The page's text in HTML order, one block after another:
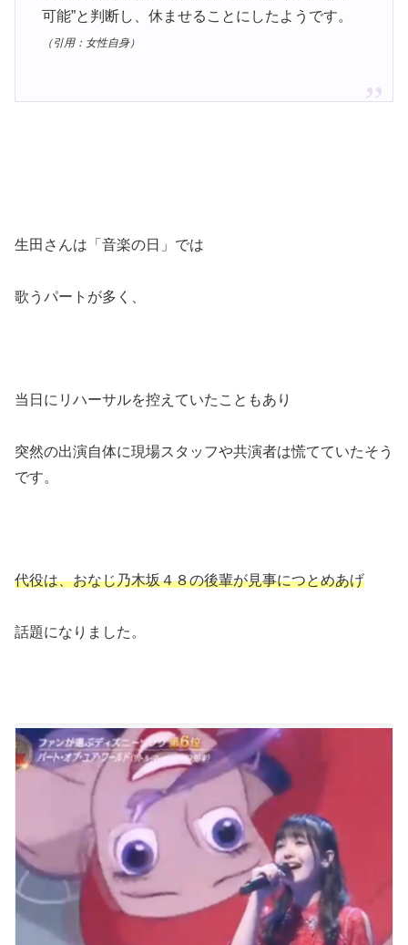
可能”と判断し、休ませることにしたようです。
（引用：女性自身）
生田さんは「音楽の日」では
歌うパートが多く、
当日にリハーサルを控えていたこともあり
突然の出演自体に現場スタッフや共演者は慌てていたそう
です。
代役は、おなじ乃木坂４８の後輩が見事につとめあげ
話題になりました。